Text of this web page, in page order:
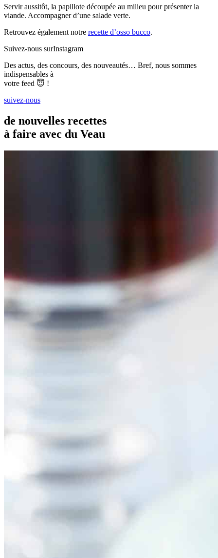
Servir aussitôt, la papillote découpée au milieu pour présenter la
viande. Accompagner d’une salade verte.
Retrouvez également notre recette d’osso bucco.
Suivez-nous surInstagram
Des actus, des concours, des nouveautés… Bref, nous sommes
indispensables à
votre feed 😇 !
suivez-nous
de nouvelles recettes
à faire avec du Veau